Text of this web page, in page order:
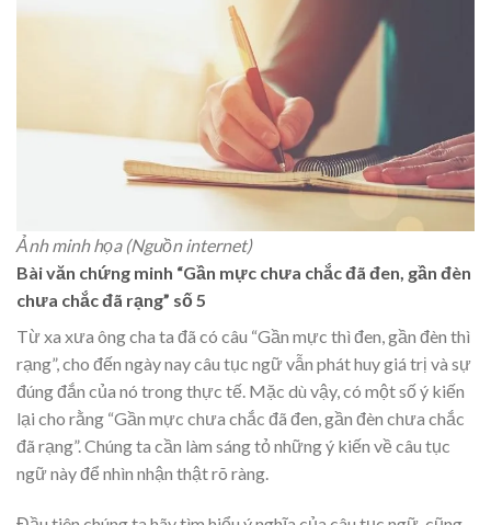
Ảnh minh họa (Nguồn internet)
Bài văn chứng minh “Gần mực chưa chắc đã đen, gần đèn
chưa chắc đã rạng” số 5
Từ xa xưa ông cha ta đã có câu “Gần mực thì đen, gần đèn thì
rạng”, cho đến ngày nay câu tục ngữ vẫn phát huy giá trị và sự
đúng đắn của nó trong thực tế. Mặc dù vậy, có một số ý kiến
lại cho rằng “Gần mực chưa chắc đã đen, gần đèn chưa chắc
đã rạng”. Chúng ta cần làm sáng tỏ những ý kiến về câu tục
ngữ này để nhìn nhận thật rõ ràng.